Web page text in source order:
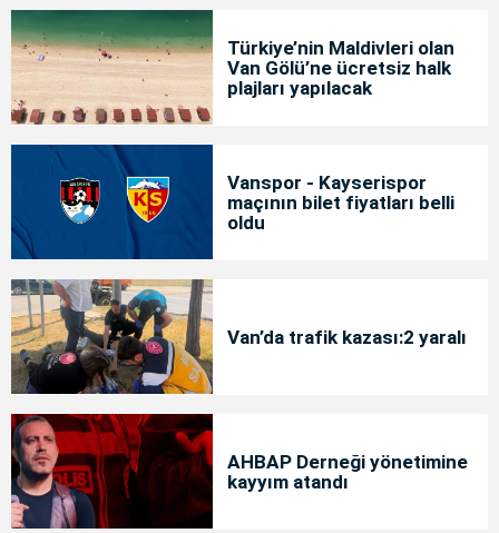
Türkiye’nin Maldivleri olan
Van Gölü’ne ücretsiz halk
plajları yapılacak
Vanspor - Kayserispor
maçının bilet fiyatları belli
oldu
Van’da trafik kazası:2 yaralı
AHBAP Derneği yönetimine
kayyım atandı